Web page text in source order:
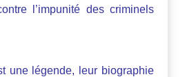
l’impunité des criminels
une légende, leur biographie